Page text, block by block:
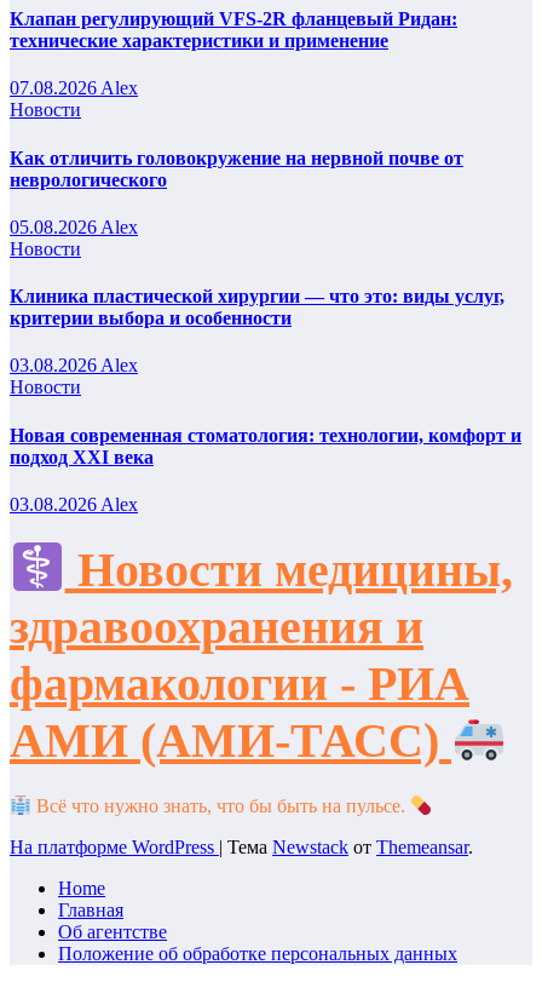
Клапан регулирующий VFS-2R фланцевый Ридан:
технические характеристики и применение
07.08.2026 Alex
Новости
Как отличить головокружение на нервной почве от
неврологического
05.08.2026 Alex
Новости
Клиника пластической хирургии — что это: виды услуг,
критерии выбора и особенности
03.08.2026 Alex
Новости
Новая современная стоматология: технологии, комфорт и
подход XXI века
03.08.2026 Alex
Новости медицины,
здравоохранения и
фармакологии - РИА
АМИ (АМИ-ТАСС)
Всё что нужно знать, что бы быть на пульсе.
На платформе WordPress | Тема Newstack от Themeansar.
Home
Главная
Об агентстве
Положение об обработке персональных данных